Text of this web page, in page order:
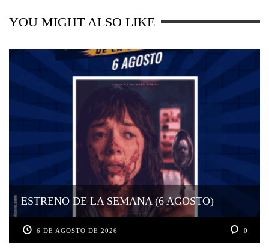
YOU MIGHT ALSO LIKE
ESTRENO DE LA SEMANA (6 AGOSTO)
6 DE AGOSTO DE 2026 0